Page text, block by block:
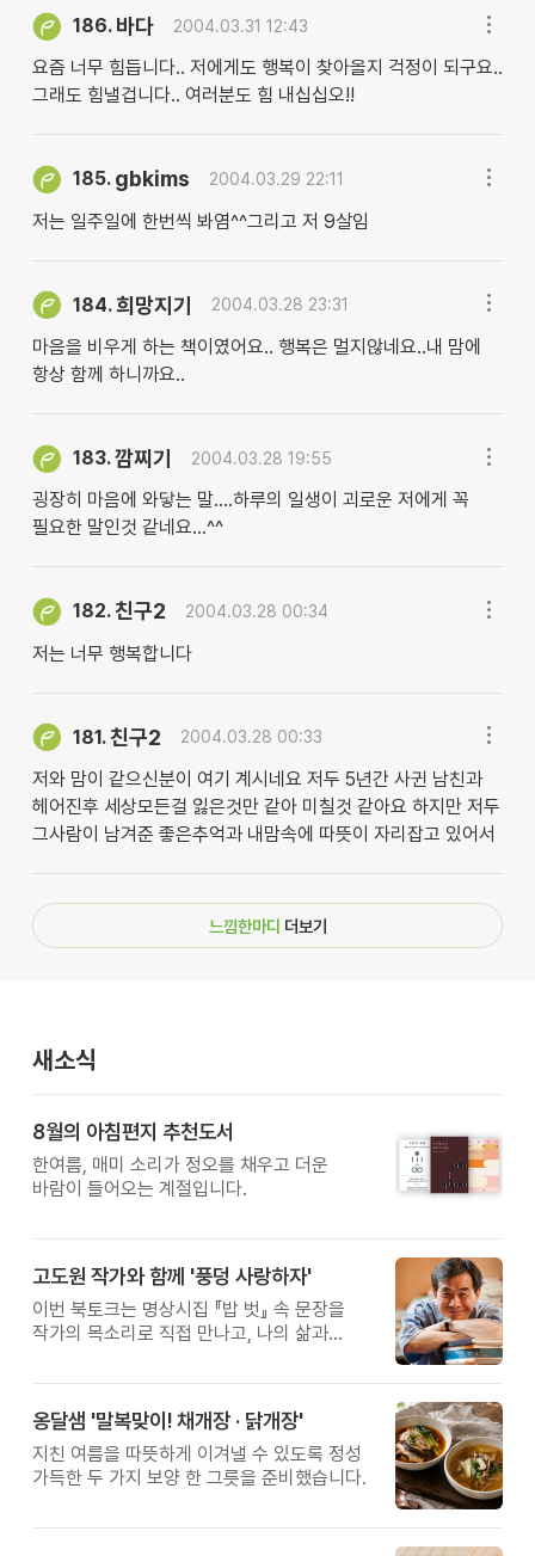
186. 바다 2004.03.31 12:43
요즘 너무 힘듭니다.. 저에게도 행복이 찾아올지 걱정이 되구요..
그래도 힘낼겁니다.. 여러분도 힘 내십십오!!
185. gbkims 2004.03.29 22:11
저는 일주일에 한번씩 봐염^^그리고 저 9살임
184.희망지기 2004.03.28 23:31
마음을 비우게 하는 책이였어요.. 행복은 멀지않네요..내 맘에
항상 함께 하니까요..
183.깜찌기 2004.03.28 19:55
굉장히 마음에 와닿는 말....하루의 일생이 괴로운 저에게 꼭
필요한 말인것 같네요...^^
182.친구2 2004.03.28 00:34
저는 너무 행복합니다
181.친구2 2004.03.28 00:33
저와 맘이 같으신분이 여기 계시네요 저두 5년간 사귄 남친과
헤어진후 세상모든걸 잃은것만 같아 미칠것 같아요 하지만 저두
그사람이 남겨준 좋은추억과 내맘속에 따뜻이 자리잡고 있어서
느낌한마디 더보기
새소식
8월의 아침편지 추천도서
한여름, 매미 소리가 정오를 채우고 더운
바람이 들어오는 계절입니다.
고도원 작가와 함께 '풍덩 사랑하자'
이번 북토크는 명상시집 『밥 벗』 속 문장을
작가의 목소리로 직접 만나고, 나의 삶과
옹달샘 '말복맞이! 채개장 · 닭개장'
지친 여름을 따뜻하게 이겨낼 수 있도록 정성
가득한 두 가지 보양 한 그릇을 준비했습니다.